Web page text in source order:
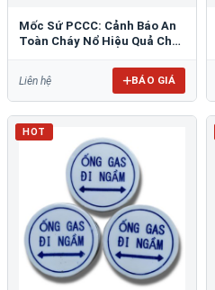
Mốc Sứ PCCC: Cảnh Báo An
Toàn Cháy Nổ Hiệu Quả Cho
Liên hệ BÁO GIÁ
HOT